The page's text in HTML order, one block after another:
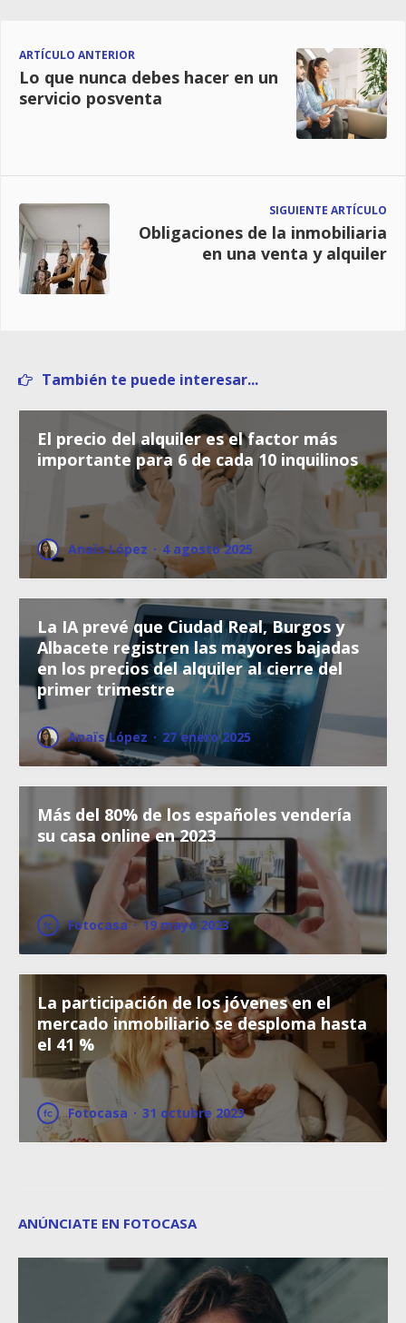
ARTÍCULO ANTERIOR
Lo que nunca debes hacer en un
servicio posventa
SIGUIENTE ARTÍCULO
Obligaciones de la inmobiliaria
en una venta y alquiler
También te puede interesar...
El precio del alquiler es el factor más
importante para 6 de cada 10 inquilinos
Anaïs López · 4 agosto 2025
La IA prevé que Ciudad Real, Burgos y
Albacete registren las mayores bajadas
en los precios del alquiler al cierre del
primer trimestre
Anaïs López · 27 enero 2025
Más del 80% de los españoles vendería
su casa online en 2023
Fotocasa · 19 mayo 2023
La participación de los jóvenes en el
mercado inmobiliario se desploma hasta
el 41 %
Fotocasa · 31 octubre 2023
ANÚNCIATE EN FOTOCASA